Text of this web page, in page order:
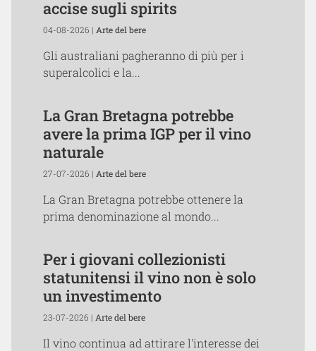
accise sugli spirits
04-08-2026 | Arte del bere
Gli australiani pagheranno di più per i
superalcolici e la...
La Gran Bretagna potrebbe
avere la prima IGP per il vino
naturale
27-07-2026 | Arte del bere
La Gran Bretagna potrebbe ottenere la
prima denominazione al mondo...
Per i giovani collezionisti
statunitensi il vino non è solo
un investimento
23-07-2026 | Arte del bere
Il vino continua ad attirare l'interesse dei